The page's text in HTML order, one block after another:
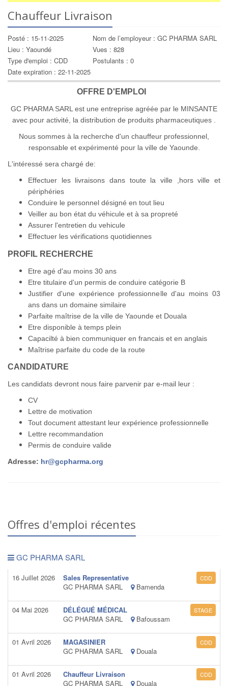
Chauffeur Livraison
Posté : 15-11-2025
Nom de l’employeur : GC PHARMA SARL
Lieu : Yaoundé
Vues : 828
Type d'emploi : CDD
Postulants : 0
Date expiration : 22-11-2025
OFFRE D'EMPLOI
GC PHARMA SARL est une entreprise agréée par le MINSANTE
avec pour activité, la distribution de produits pharmaceutiques .
Nous sommes à la recherche d'un chauffeur professionnel,
responsable et expérimenté pour la ville de Yaounde.
L'intéressé sera chargé de:
Effectuer les livraisons dans toute la ville ,hors ville et
périphéries
Conduire le personnel désigné en tout lieu
Veiller au bon état du véhicule et à sa propreté
Assurer l'entretien du vehicule
Effectuer les vérifications quotidiennes
PROFIL RECHERCHE
Etre agé d'au moins 30 ans
Etre titulaire d'un permis de conduire catégorie B
Justifier d'une expérience professionnelle d'au moins 03
ans dans un domaine similaire
Parfaite maîtrise de la ville de Yaounde et Douala
Etre disponible à temps plein
Capacilté à bien communiquer en francais et en anglais
Maîtrise parfaite du code de la route
CANDIDATURE
Les candidats devront nous faire parvenir par e-mail leur :
CV
Lettre de motivation
Tout document attestant leur expérience professionnelle
Lettre recommandation
Permis de conduire valide
Adresse: hr@gcpharma.org
Offres d'emploi récentes
GC PHARMA SARL
16 Juillet 2026
Sales Representative
GC PHARMA SARL
Bamenda
CDD
04 Mai 2026
DÉLÉGUÉ MÉDICAL
GC PHARMA SARL
Bafoussam
STAGE
01 Avril 2026
MAGASINIER
GC PHARMA SARL
Douala
CDD
01 Avril 2026
Chauffeur Livraison
GC PHARMA SARL
Douala
CDD